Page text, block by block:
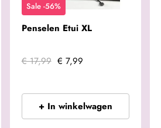
Sale -56%
Penselen Etui XL
€ 17,99 € 7,99
+ In winkelwagen